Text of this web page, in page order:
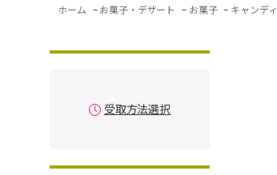
ホーム - お菓子・デザート - お菓子 - キャンディ
受取方法選択